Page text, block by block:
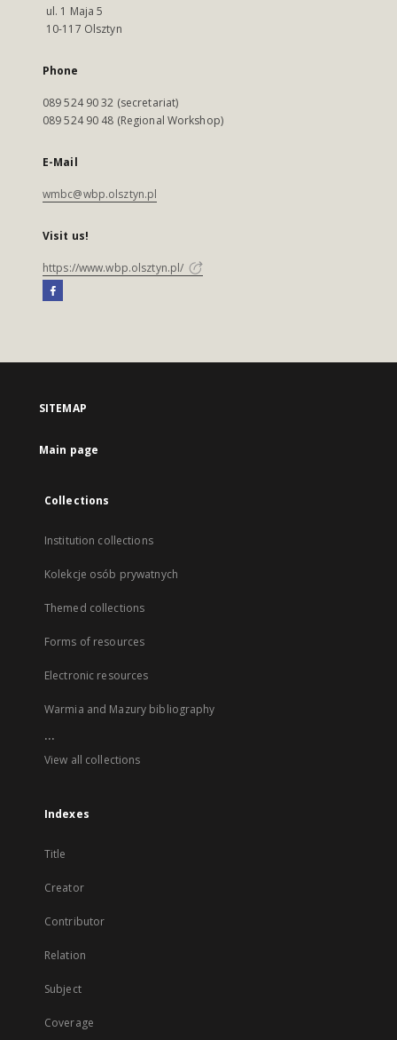
ul. 1 Maja 5
10-117 Olsztyn
Phone
089 524 90 32 (secretariat)
089 524 90 48 (Regional Workshop)
E-Mail
wmbc@wbp.olsztyn.pl
Visit us!
https://www.wbp.olsztyn.pl/
SITEMAP
Main page
Collections
Institution collections
Kolekcje osób prywatnych
Themed collections
Forms of resources
Electronic resources
Warmia and Mazury bibliography
...
View all collections
Indexes
Title
Creator
Contributor
Relation
Subject
Coverage